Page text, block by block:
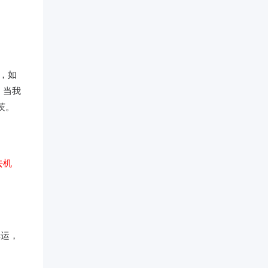
如
当我
机
，